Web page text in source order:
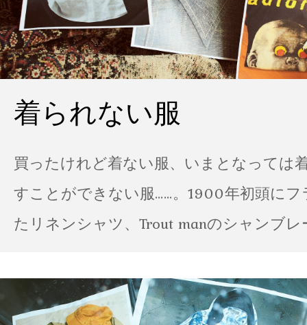
着られない服
買ったけれど着ない服、いまとなっては
すことができない服……。1900年初頭に
たリネンシャツ、Trout manのシャンブ